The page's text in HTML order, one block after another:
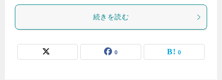
続きを読む
0 0